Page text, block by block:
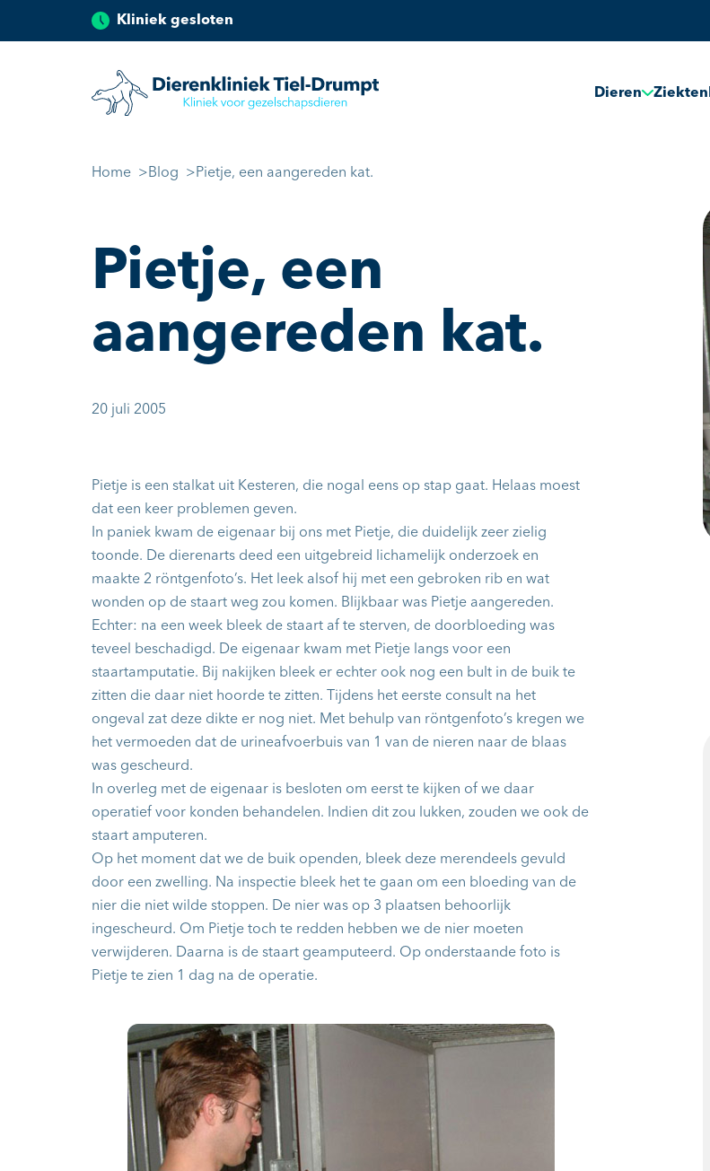
Kliniek gesloten
Dieren Ziekten
Home Blog Pietje, een aangereden kat.
Pietje, een
aangereden kat.
20 juli 2005
Pietje is een stalkat uit Kesteren, die nogal eens op stap gaat. Helaas moest
dat een keer problemen geven.
In paniek kwam de eigenaar bij ons met Pietje, die duidelijk zeer zielig
toonde. De dierenarts deed een uitgebreid lichamelijk onderzoek en
maakte 2 röntgenfoto’s. Het leek alsof hij met een gebroken rib en wat
wonden op de staart weg zou komen. Blijkbaar was Pietje aangereden.
Echter: na een week bleek de staart af te sterven, de doorbloeding was
teveel beschadigd. De eigenaar kwam met Pietje langs voor een
staartamputatie. Bij nakijken bleek er echter ook nog een bult in de buik te
zitten die daar niet hoorde te zitten. Tijdens het eerste consult na het
ongeval zat deze dikte er nog niet. Met behulp van röntgenfoto’s kregen we
het vermoeden dat de urineafvoerbuis van 1 van de nieren naar de blaas
was gescheurd.
In overleg met de eigenaar is besloten om eerst te kijken of we daar
operatief voor konden behandelen. Indien dit zou lukken, zouden we ook de
staart amputeren.
Op het moment dat we de buik openden, bleek deze merendeels gevuld
door een zwelling. Na inspectie bleek het te gaan om een bloeding van de
nier die niet wilde stoppen. De nier was op 3 plaatsen behoorlijk
ingescheurd. Om Pietje toch te redden hebben we de nier moeten
verwijderen. Daarna is de staart geamputeerd. Op onderstaande foto is
Pietje te zien 1 dag na de operatie.